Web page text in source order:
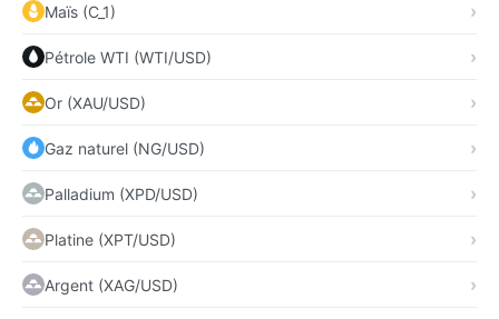
Maïs (C_1)
Pétrole WTI (WTI/USD)
Or (XAU/USD)
Gaz naturel (NG/USD)
Palladium (XPD/USD)
Platine (XPT/USD)
Argent (XAG/USD)